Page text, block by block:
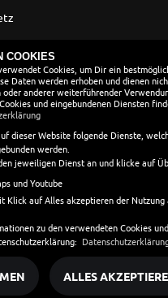
09:00 - 18:00
09:00 - 18:00
09:00 - 18:00
09:00 - 18:00
09:00 - 18:00
10:00 - 13:00
geschlossen
COOKIES
Cookies, um Dir ein
Daten werden erhoben und dienen
oder anderer weiterführender
und eingebundenen Diensten
dieser Website folgende Dienste,
werden.
jeweiligen Dienst an und klicke auf
und Youtube
Klick auf Alles akzeptieren der
zu den verwendeten Cookies
ALLES